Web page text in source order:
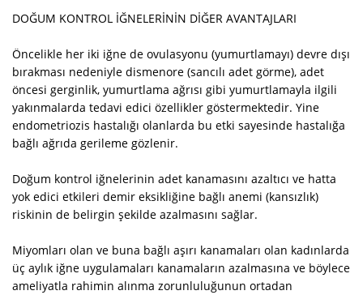
DOĞUM KONTROL İĞNELERİNİN DİĞER AVANTAJLARI
Öncelikle her iki iğne de ovulasyonu (yumurtlamayı) devre dışı
bırakması nedeniyle dismenore (sancılı adet görme), adet
öncesi gerginlik, yumurtlama ağrısı gibi yumurtlamayla ilgili
yakınmalarda tedavi edici özellikler göstermektedir. Yine
endometriozis hastalığı olanlarda bu etki sayesinde hastalığa
bağlı ağrıda gerileme gözlenir.
Doğum kontrol iğnelerinin adet kanamasını azaltıcı ve hatta
yok edici etkileri demir eksikliğine bağlı anemi (kansızlık)
riskinin de belirgin şekilde azalmasını sağlar.
Miyomları olan ve buna bağlı aşırı kanamaları olan kadınlarda
üç aylık iğne uygulamaları kanamaların azalmasına ve böylece
ameliyatla rahimin alınma zorunluluğunun ortadan